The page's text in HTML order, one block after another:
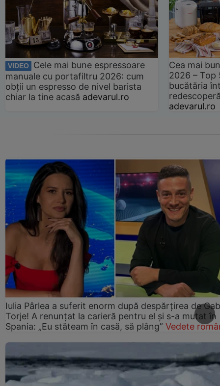
VIDEO
Cele mai bune espressoare
manuale cu portafiltru 2026: cum
obții un espresso de nivel barista
chiar la tine acasă adevarul.ro
Cea mai
2026 –
bucătăria
adevarul.ro
Iulia Pârlea a suferit enorm după despărțirea de
Torje! A renunțat la carieră pentru el și s-a mutat în
Spania: „Eu stăteam în casă, să plâng” Vedete